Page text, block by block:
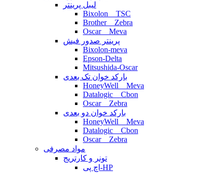
لیبل پرینتر
Bixolon _ TSC
Brother _ Zebra
Oscar _ Meva
پرینتر صدور فیش
Bixolon-meva
Epson-Delta
Mitsushida-Oscar
بارکد خوان تک بعدی
HoneyWell _ Meva
Datalogic _ Cbon
Oscar _ Zebra
بارکد خوان دو بعدی
HoneyWell _ Meva
Datalogic _ Cbon
Oscar _ Zebra
مواد مصرفی
تونر و کارتریج
اچ پی-HP